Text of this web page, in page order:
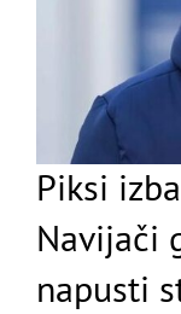
Piksi
Navijači
napusti